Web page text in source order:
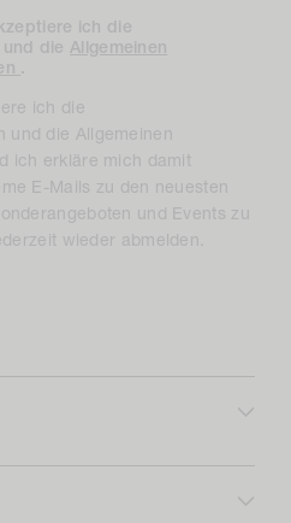
ich die
und die Allgemeinen
.
ich die
und die Allgemeinen
ich erkläre mich damit
E-Mails zu den neuesten
und Events zu
wieder abmelden.